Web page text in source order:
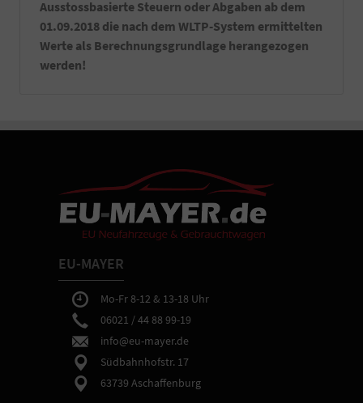
Ausstossbasierte Steuern oder Abgaben ab dem
01.09.2018 die nach dem WLTP-System ermittelten
Werte als Berechnungsgrundlage herangezogen
werden!
EU-MAYER
Mo-Fr 8-12 & 13-18 Uhr
06021 / 44 88 99-19
info@eu-mayer.de
Südbahnhofstr. 17
63739 Aschaffenburg